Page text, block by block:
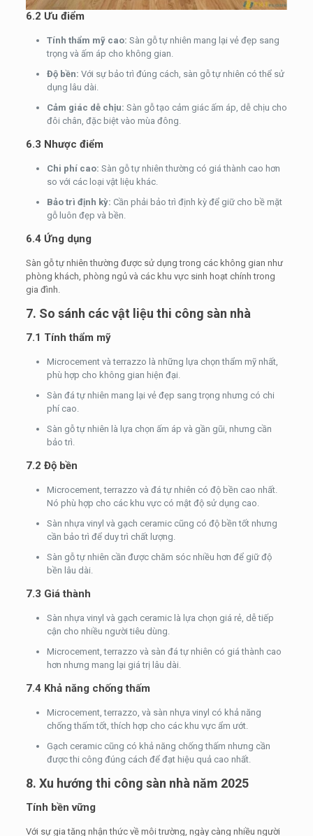
6.2 Ưu điểm
Tính thẩm mỹ cao: Sàn gỗ tự nhiên mang lại vẻ đẹp sang
trọng và ấm áp cho không gian.
Độ bền: Với sự bảo trì đúng cách, sàn gỗ tự nhiên có thể sử
dụng lâu dài.
Cảm giác dễ chịu: Sàn gỗ tạo cảm giác ấm áp, dễ chịu cho
đôi chân, đặc biệt vào mùa đông.
6.3 Nhược điểm
Chi phí cao: Sàn gỗ tự nhiên thường có giá thành cao hơn
so với các loại vật liệu khác.
Bảo trì định kỳ: Cần phải bảo trì định kỳ để giữ cho bề mặt
gỗ luôn đẹp và bền.
6.4 Ứng dụng
Sàn gỗ tự nhiên thường được sử dụng trong các không gian như
phòng khách, phòng ngủ và các khu vực sinh hoạt chính trong
gia đình.
7. So sánh các vật liệu thi công sàn nhà
7.1 Tính thẩm mỹ
Microcement và terrazzo là những lựa chọn thẩm mỹ nhất,
phù hợp cho không gian hiện đại.
Sàn đá tự nhiên mang lại vẻ đẹp sang trọng nhưng có chi
phí cao.
Sàn gỗ tự nhiên là lựa chọn ấm áp và gần gũi, nhưng cần
bảo trì.
7.2 Độ bền
Microcement, terrazzo và đá tự nhiên có độ bền cao nhất.
Nó phù hợp cho các khu vực có mật độ sử dụng cao.
Sàn nhựa vinyl và gạch ceramic cũng có độ bền tốt nhưng
cần bảo trì để duy trì chất lượng.
Sàn gỗ tự nhiên cần được chăm sóc nhiều hơn để giữ độ
bền lâu dài.
7.3 Giá thành
Sàn nhựa vinyl và gạch ceramic là lựa chọn giá rẻ, dễ tiếp
cận cho nhiều người tiêu dùng.
Microcement, terrazzo và sàn đá tự nhiên có giá thành cao
hơn nhưng mang lại giá trị lâu dài.
7.4 Khả năng chống thấm
Microcement, terrazzo, và sàn nhựa vinyl có khả năng
chống thấm tốt, thích hợp cho các khu vực ẩm ướt.
Gạch ceramic cũng có khả năng chống thấm nhưng cần
được thi công đúng cách để đạt hiệu quả cao nhất.
8. Xu hướng thi công sàn nhà năm 2025
Tính bền vững
Với sự gia tăng nhận thức về môi trường, ngày càng nhiều người